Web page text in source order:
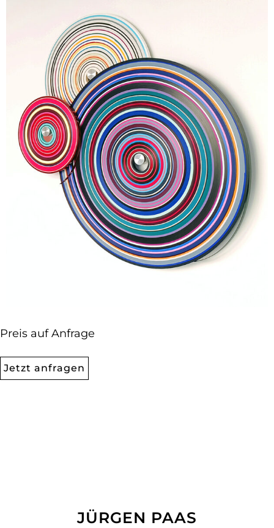
Preis auf Anfrage
Jetzt anfragen
JÜRGEN PAAS